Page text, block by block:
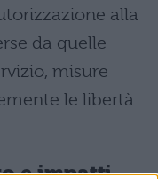
alla
da quelle
misure
le libertà
e impatti